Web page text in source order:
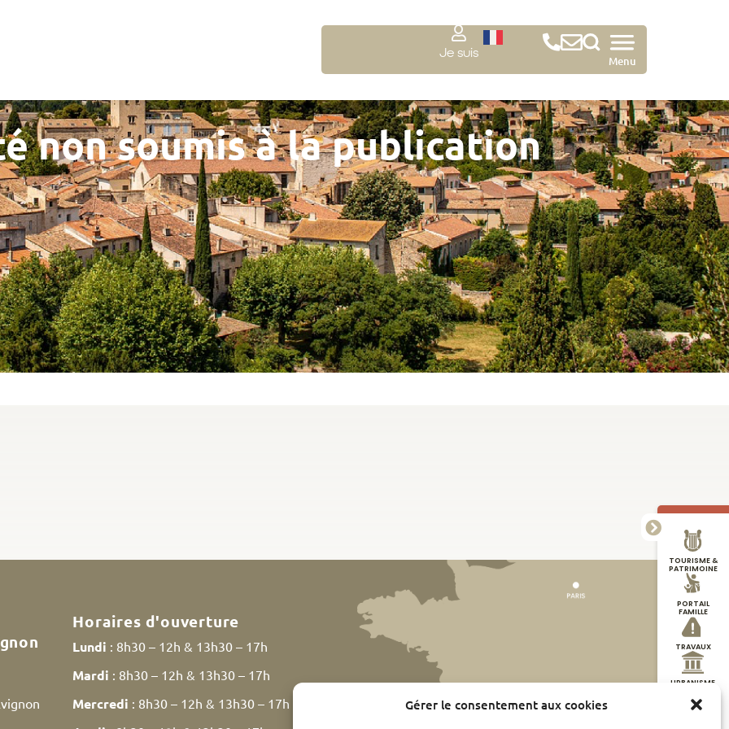
Gérer le consentement aux cookies
Menu
Je suis
non soumis à la publication
TOURISME &
PATRIMOINE
PORTAIL
FAMILLE
TRAVAUX
URBANISME
Horaires d'ouverture
Lundi : 8h30 – 12h & 13h30 – 17h
Mardi : 8h30 – 12h & 13h30 – 17h
Mercredi : 8h30 – 12h & 13h30 – 17h